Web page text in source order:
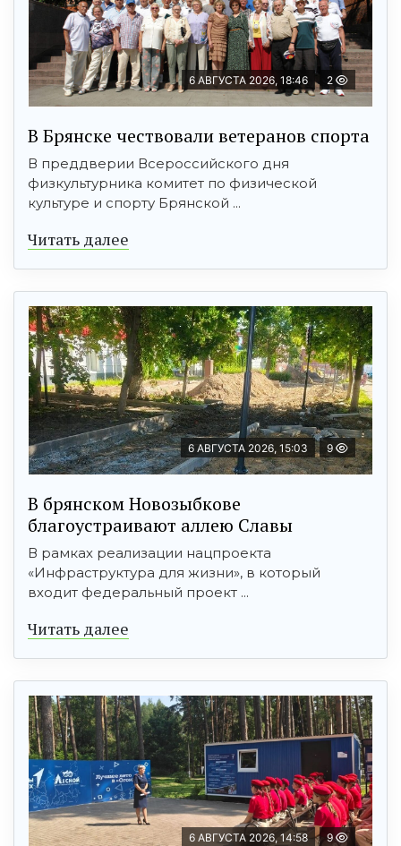
6 АВГУСТА 2026, 18:46 2
В Брянске чествовали ветеранов спорта
В преддверии Всероссийского дня
физкультурника комитет по физической
культуре и спорту Брянской ...
Читать далее
6 АВГУСТА 2026, 15:03 9
В брянском Новозыбкове
благоустраивают аллею Славы
В рамках реализации нацпроекта
«Инфраструктура для жизни», в который
входит федеральный проект ...
Читать далее
6 АВГУСТА 2026, 14:58 9